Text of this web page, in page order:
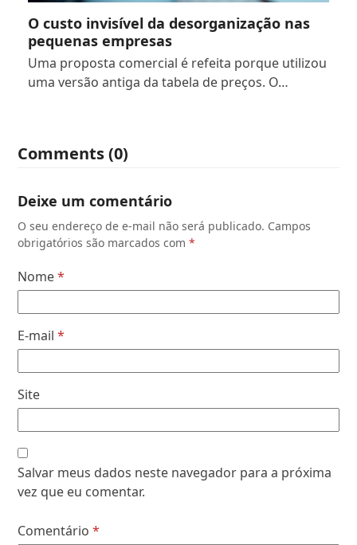
O custo invisível da desorganização nas
pequenas empresas
Uma proposta comercial é refeita porque utilizou
uma versão antiga da tabela de preços. O…
Comments (0)
Deixe um comentário
O seu endereço de e-mail não será publicado. Campos
obrigatórios são marcados com*
Nome*
E-mail*
Site
Salvar meus dados neste navegador para a próxima
vez que eu comentar.
Comentário*